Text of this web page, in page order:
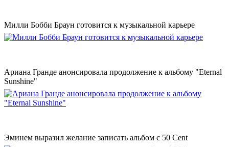
Милли Бобби Браун готовится к музыкальной карьере
Ариана Гранде анонсировала продолжение к альбому "Eternal
Sunshine"
Эминем выразил желание записать альбом с 50 Cent